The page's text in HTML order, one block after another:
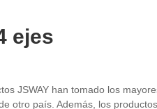
ejes
JSWAY han tomado los
otro país. Además, los